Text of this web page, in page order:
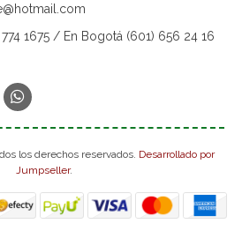
1675 / En Bogotá (601) 656 24 16
los derechos reservados. Desarrollado por
Jumpseller.